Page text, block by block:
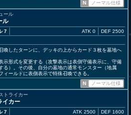
N
ノーマル仕様
ール
ル
7
ATK 0 DEF 2500
喚したターンに、デッキの上からカード３枚を墓地へ
示形式を変更する（攻撃表示は表側守備表示に、守備
る）。その後、自分の墓地の通常モンスター（地属
ィールドに表側表示で特殊召喚できる。
N
ノーマル仕様
トライカー
イカー
7
ATK 2500 DEF 1600